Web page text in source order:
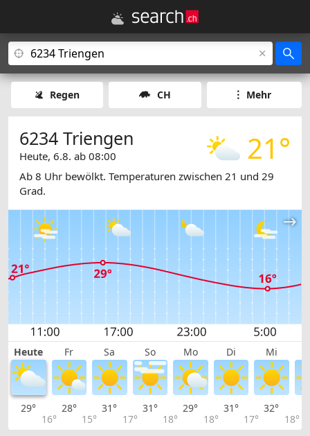
Regen CH Mehr
21°
6234 Triengen
Heute, 6.8. ab 08:00
Ab 8 Uhr bewölkt. Temperaturen zwischen 21 und 29
Grad.
Heute Fr Sa So Mo Di Mi
29°
16°
28°
15°
31°
17°
31°
18°
29°
18°
31°
17°
32°
18°